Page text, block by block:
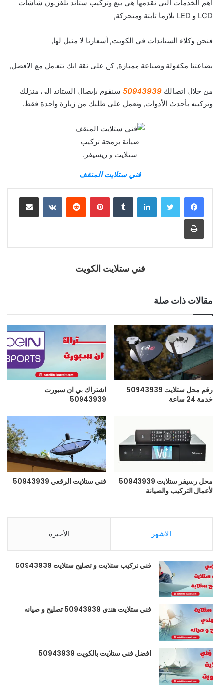
اهم الخدمات التي نقدمها هي بيع وتركيب ستاند تلفزيون شاشات
LCD و LED بلازما ثابتة ومتحركة,
فنحن وكلاء الستاندات في الكويت, أسعارنا لا مثيل لها,
بضاعتنا مكفولة وصناعة ممتازة, كن على ثقة انك تتعامل مع الافضل,
من خلال اتصالك 50943939 سنقوم بإيصال الستاند الى منزلك
وتركيبه بأحدث الأدوات, ونعمل على طلبك من زيارة واحدة فقط.
صيانة برمجة تركيب
ستلايت و ريسيفر.
فني ستلايت المنقف
فني ستلايت الكويت
مقالات ذات صلة
رقم محل ستلايت 50943939
خدمة 24 ساعة
اشتراك بي ان سبورت
50943939
محل رسيفر ستلايت 50943939
لأعمال التركيب والصيانة
فني ستلايت الرقعي 50943939
الأشهر الأخيرة
فني تركيب ستلايت و تصليح ستلايت 50943939
فني ستلايت هندي 50943939 تصليح و صيانه
افضل فني ستلايت بالكويت 50943939